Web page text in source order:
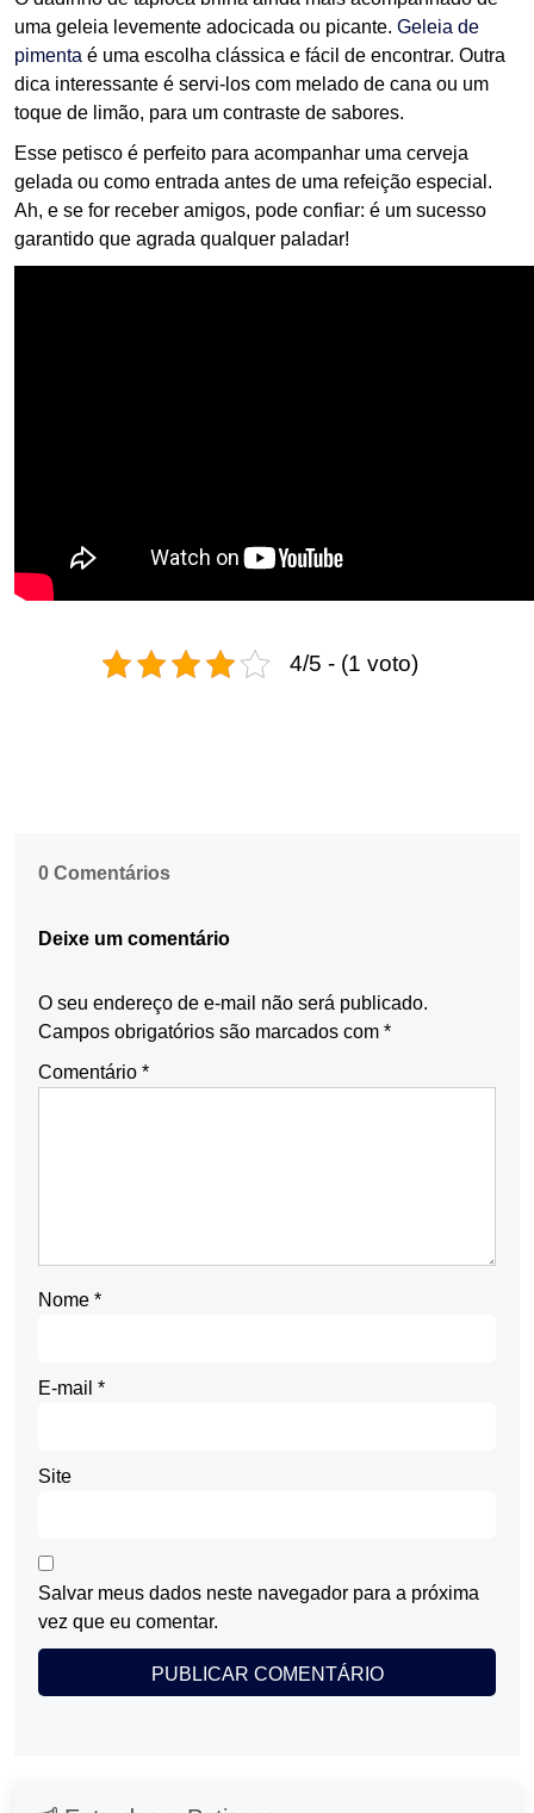
uma geleia levemente adocicada ou picante. Geleia de
pimenta é uma escolha clássica e fácil de encontrar. Outra
dica interessante é servi-los com melado de cana ou um
toque de limão, para um contraste de sabores.
Esse petisco é perfeito para acompanhar uma cerveja
gelada ou como entrada antes de uma refeição especial.
Ah, e se for receber amigos, pode confiar: é um sucesso
garantido que agrada qualquer paladar!
4/5 - (1 voto)
0 Comentários
Deixe um comentário
O seu endereço de e-mail não será publicado.
Campos obrigatórios são marcados com *
Comentário *
Nome *
E-mail *
Site
Salvar meus dados neste navegador para a próxima
vez que eu comentar.